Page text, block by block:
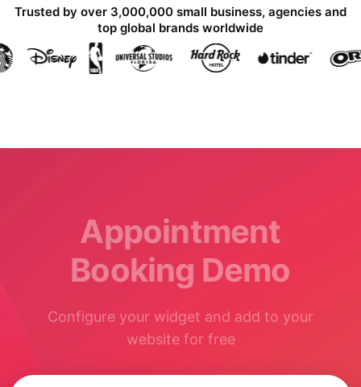
Trusted by over 3,000,000 small business, agencies and
top global brands worldwide
Appointment
Booking Demo
Configure your widget and add to your
website for free